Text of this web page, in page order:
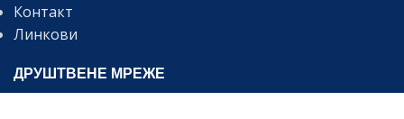
Контакт
Линкови
ДРУШТВЕНЕ МРЕЖЕ